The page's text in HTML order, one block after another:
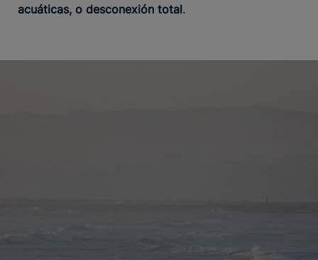
acuáticas, o desconexión total.